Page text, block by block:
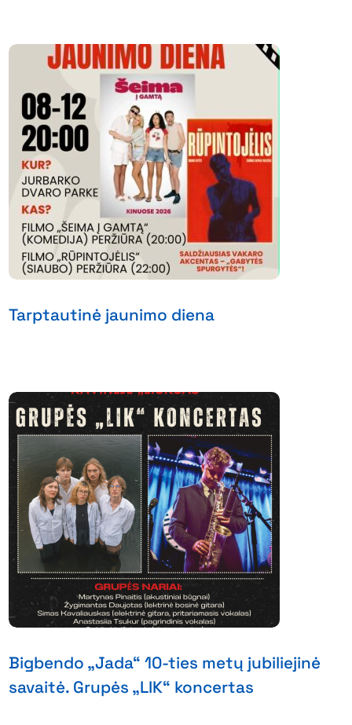
Tarptautinė jaunimo diena
Bigbendo „Jada“ 10-ties metų jubiliejinė
savaitė. Grupės „LIK“ koncertas